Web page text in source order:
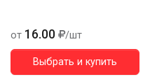
от 16.00 /шт
Выбрать и купить